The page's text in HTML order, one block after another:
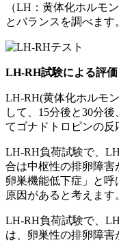
（LH：黄体化ホルモ
とバランスを調べます
LH-RH試験による評価
LH-RH(黄体化ホルモ
して、15分後と30分
てゴナドトロピンの反
LH-RH負荷試験で、
合は中枢性の排卵障
卵巣機能低下症」と
原因があると考えます
LH-RH負荷試験で、
は、卵巣性の排卵障